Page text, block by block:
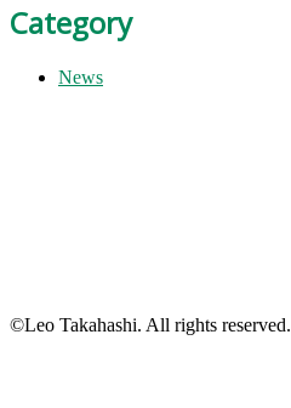
Category
News
©Leo Takahashi. All rights reserved.